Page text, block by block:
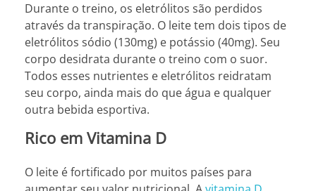
Durante o treino, os eletrólitos são perdidos
através da transpiração. O leite tem dois tipos de
eletrólitos sódio (130mg) e potássio (40mg). Seu
corpo desidrata durante o treino com o suor.
Todos esses nutrientes e eletrólitos reidratam
seu corpo, ainda mais do que água e qualquer
outra bebida esportiva.
Rico em Vitamina D
O leite é fortificado por muitos países para